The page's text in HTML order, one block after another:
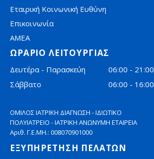
Εταιρική Κοινωνική Ευθύνη
Επικοινωνία
AMEA
ΩΡΑΡΙΟ ΛΕΙΤΟΥΡΓΙΑΣ
Δευτέρα - Παρασκεύη
06:00 - 21:00
Σάββατο
06:00 - 16:00
ΟΜΙΛΟΣ ΙΑΤΡΙΚΗ ΔΙΑΓΝΩΣΗ - ΙΔΙΩΤΙΚΟ
ΠΟΛΥΙΑΤΡΕΙΟ - ΙΑΤΡΙΚΗ ΑΝΩΝΥΜΗ ΕΤΑΙΡΕΙΑ
Αριθ. Γ.Ε.ΜΗ.: 008070901000
ΕΞΥΠΗΡΕΤΗΣΗ ΠΕΛΑΤΩΝ